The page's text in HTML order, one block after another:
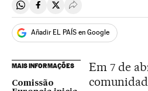
Compartir en Whatsapp
Compartir en Facebook
Compartir en Twitter
Desplegar Redes
Añadir EL PAÍS en Google
MAIS INFORMAÇÕES
Comissão
Em 7 de